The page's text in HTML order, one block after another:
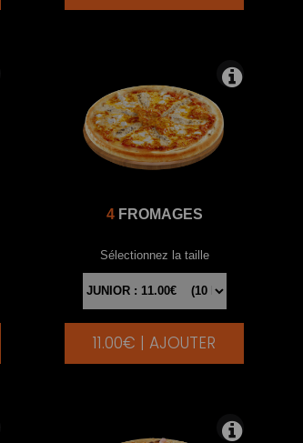
4FROMAGES
Sélectionnez la taille
|
11.00€ | AJOUTER